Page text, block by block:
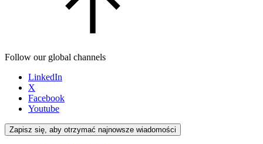
Follow our global channels
LinkedIn
X
Facebook
Youtube
Zapisz się, aby otrzymać najnowsze wiadomości